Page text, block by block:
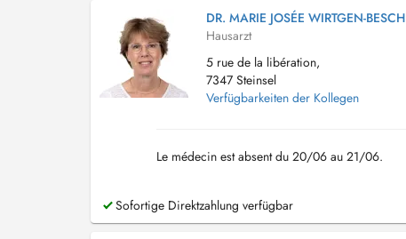
DR. MARIE JOSÉE WIRTGEN-BESCH
Hausarzt
5 rue de la libération,
7347 Steinsel
Verfügbarkeiten der Kollegen
Le médecin est absent du 20/06 au 21/06.
Sofortige Direktzahlung verfügbar